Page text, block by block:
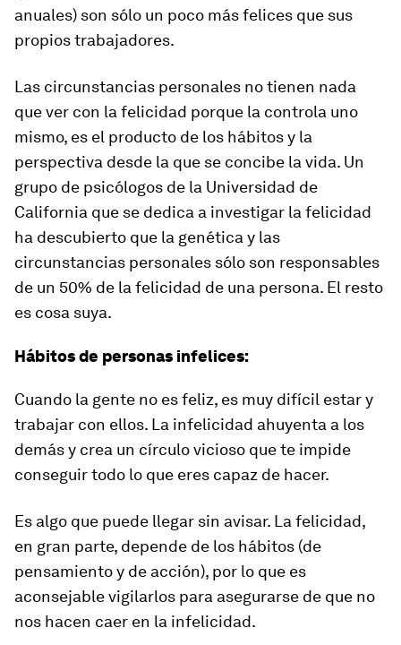
anuales) son sólo un poco más felices que sus
propios trabajadores.
Las circunstancias personales no tienen nada
que ver con la felicidad porque la controla uno
mismo, es el producto de los hábitos y la
perspectiva desde la que se concibe la vida. Un
grupo de psicólogos de la Universidad de
California que se dedica a investigar la felicidad
ha descubierto que la genética y las
circunstancias personales sólo son responsables
de un 50% de la felicidad de una persona. El resto
es cosa suya.
Hábitos de personas infelices:
Cuando la gente no es feliz, es muy difícil estar y
trabajar con ellos. La infelicidad ahuyenta a los
demás y crea un círculo vicioso que te impide
conseguir todo lo que eres capaz de hacer.
Es algo que puede llegar sin avisar. La felicidad,
en gran parte, depende de los hábitos (de
pensamiento y de acción), por lo que es
aconsejable vigilarlos para asegurarse de que no
nos hacen caer en la infelicidad.